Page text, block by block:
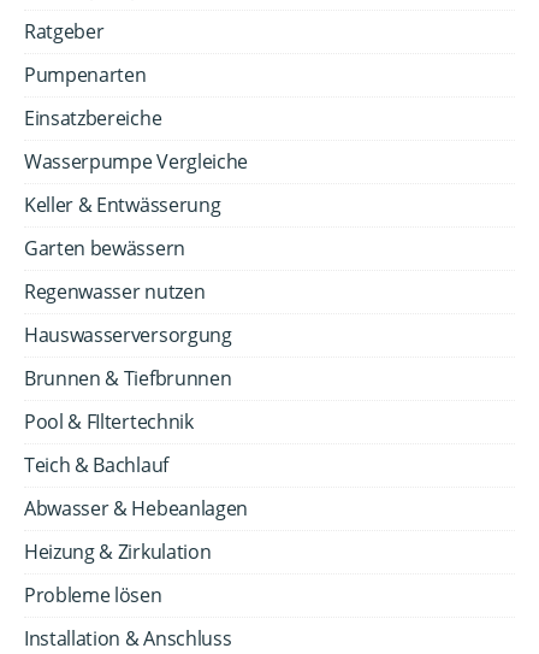
Ratgeber
Pumpenarten
Einsatzbereiche
Wasserpumpe Vergleiche
Keller & Entwässerung
Garten bewässern
Regenwasser nutzen
Hauswasserversorgung
Brunnen & Tiefbrunnen
Pool & FIltertechnik
Teich & Bachlauf
Abwasser & Hebeanlagen
Heizung & Zirkulation
Probleme lösen
Installation & Anschluss